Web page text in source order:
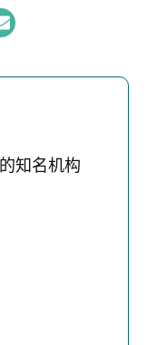
知名机构